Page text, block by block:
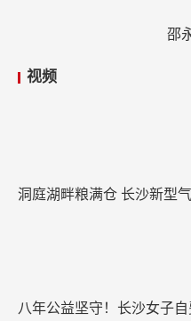
邵
视频
洞庭湖畔粮满仓 长沙新型
八年公益坚守！长沙女子